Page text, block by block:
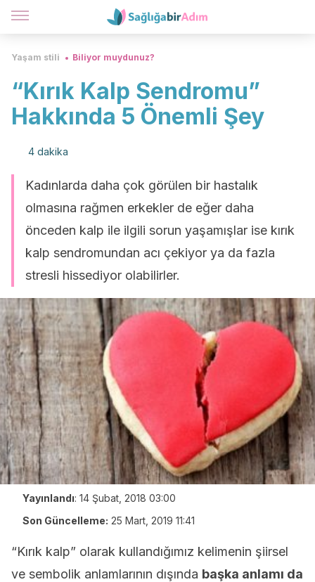
Yaşam stili Biliyor muydunuz?
“Kırık Kalp Sendromu”
Hakkında 5 Önemli Şey
4 dakika
Kadınlarda daha çok görülen bir hastalık
olmasına rağmen erkekler de eğer daha
önceden kalp ile ilgili sorun yaşamışlar ise kırık
kalp sendromundan acı çekiyor ya da fazla
stresli hissediyor olabilirler.
Yayınlandı: 14 Şubat, 2018 03:00
Son Güncelleme: 25 Mart, 2019 11:41
“Kırık kalp” olarak kullandığımız kelimenin şiirsel
ve sembolik anlamlarının dışında başka anlamı da